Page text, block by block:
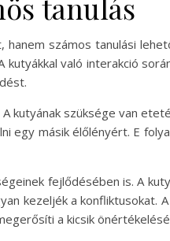
tanulás
számos tanulási
való interakció
kutyának szüksége van
egy másik élőlényért. E
fejlődésében is. A
kezeljék a konfliktusokat.
a kicsik